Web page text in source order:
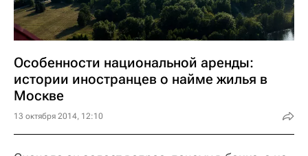
Особенности национальной аренды:
истории иностранцев о найме жилья в
Москве
13 октября 2014, 12:10